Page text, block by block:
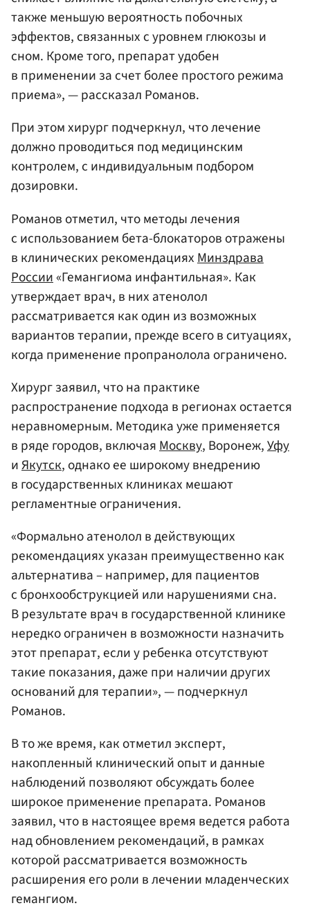
также меньшую вероятность побочных
эффектов, связанных с уровнем глюкозы и
сном. Кроме того, препарат удобен
в применении за счет более простого режима
приема», — рассказал Романов.
При этом хирург подчеркнул, что лечение
должно проводиться под медицинским
контролем, с индивидуальным подбором
дозировки.
Романов отметил, что методы лечения
с использованием бета-блокаторов отражены
в клинических рекомендацияхМинздрава
России«Гемангиома инфантильная». Как
утверждает врач, в них атенолол
рассматривается как один из возможных
вариантов терапии, прежде всего в ситуациях,
когда применение пропранолола ограничено.
Хирург заявил, что на практике
распространение подхода в регионах остается
неравномерным. Методика уже применяется
в ряде городов, включаяМоскву, Воронеж,Уфу
иЯкутск, однако ее широкому внедрению
в государственных клиниках мешают
регламентные ограничения.
«Формально атенолол в действующих
рекомендациях указан преимущественно как
альтернатива – например, для пациентов
с бронхообструкцией или нарушениями сна.
В результате врач в государственной клинике
нередко ограничен в возможности назначить
этот препарат, если у ребенка отсутствуют
такие показания, даже при наличии других
оснований для терапии», — подчеркнул
Романов.
В то же время, как отметил эксперт,
накопленный клинический опыт и данные
наблюдений позволяют обсуждать более
широкое применение препарата. Романов
заявил, что в настоящее время ведется работа
над обновлением рекомендаций, в рамках
которой рассматривается возможность
расширения его роли в лечении младенческих
гемангиом.